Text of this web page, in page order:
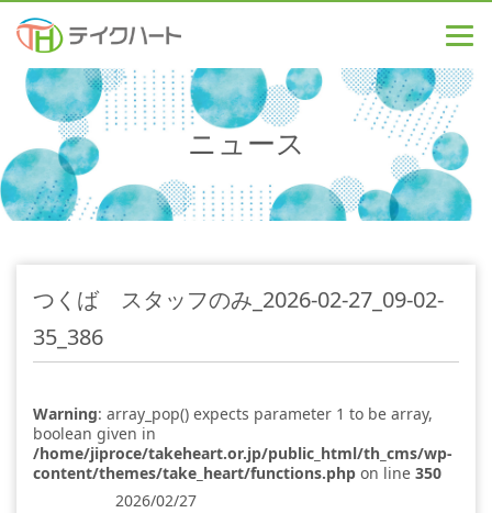
ニュース
つくば スタッフのみ_2026-02-27_09-02-
35_386
Warning: array_pop() expects parameter 1 to be array,
boolean given in
/home/jiproce/takeheart.or.jp/public_html/th_cms/wp-
content/themes/take_heart/functions.php on line 350
2026/02/27